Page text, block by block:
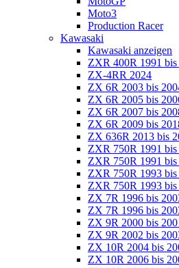
Moto3
Production Racer
Kawasaki
Kawasaki anzeigen
ZXR 400R 1991 bis
ZX-4RR 2024
ZX 6R 2003 bis
ZX 6R 2005 bis
ZX 6R 2007 bis
ZX 6R 2009 bis
ZX 636R 2013 bis
ZXR 750R 1991
ZXR 750R 1991
ZXR 750R 1993
ZXR 750R 1993
ZX 7R 1996 bis
ZX 7R 1996 bis
ZX 9R 2000 bis
ZX 9R 2002 bis
ZX 10R 2004 bis
ZX 10R 2006 bis